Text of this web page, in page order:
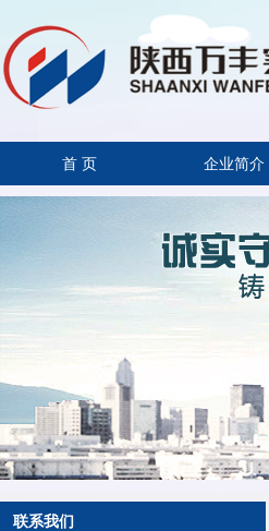
首 页 企业简介
联系我们